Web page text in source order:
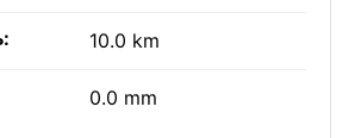
10.0 km
0.0 mm